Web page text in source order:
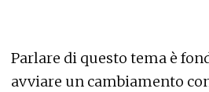
Parlare di questo tema è
avviare un cambiamento